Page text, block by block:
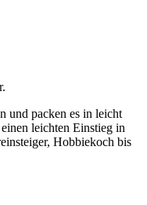
und packen es in leicht
leichten Einstieg in
Hobbiekoch bis